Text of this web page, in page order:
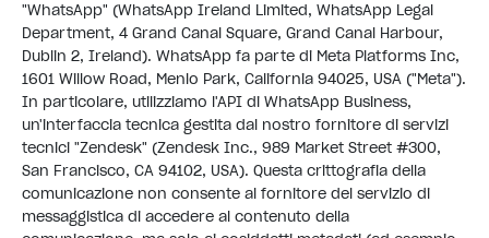
"WhatsApp" (WhatsApp Ireland Limited, WhatsApp Legal
Department, 4 Grand Canal Square, Grand Canal Harbour,
Dublin 2, Ireland). WhatsApp fa parte di Meta Platforms Inc,
1601 Willow Road, Menlo Park, California 94025, USA ("Meta").
In particolare, utilizziamo l'API di WhatsApp Business,
un'interfaccia tecnica gestita dal nostro fornitore di servizi
tecnici "Zendesk" (Zendesk Inc., 989 Market Street #300,
San Francisco, CA 94102, USA). Questa crittografia della
comunicazione non consente al fornitore del servizio di
messaggistica di accedere al contenuto della